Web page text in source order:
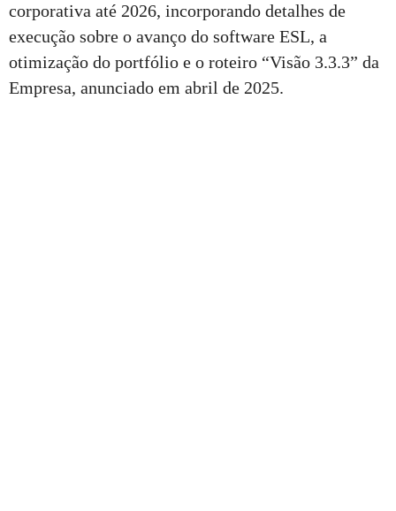
corporativa até 2026, incorporando detalhes de
execução sobre o avanço do software ESL, a
otimização do portfólio e o roteiro “Visão 3.3.3” da
Empresa, anunciado em abril de 2025.